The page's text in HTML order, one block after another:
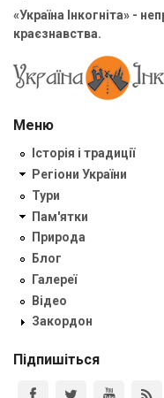
«Україна Інкогніта» -
краєзнавства.
Меню
Історія і традиції
Регіони України
Тури
Пам'ятки
Природа
Блог
Галереї
Відео
Закордон
Підпишіться